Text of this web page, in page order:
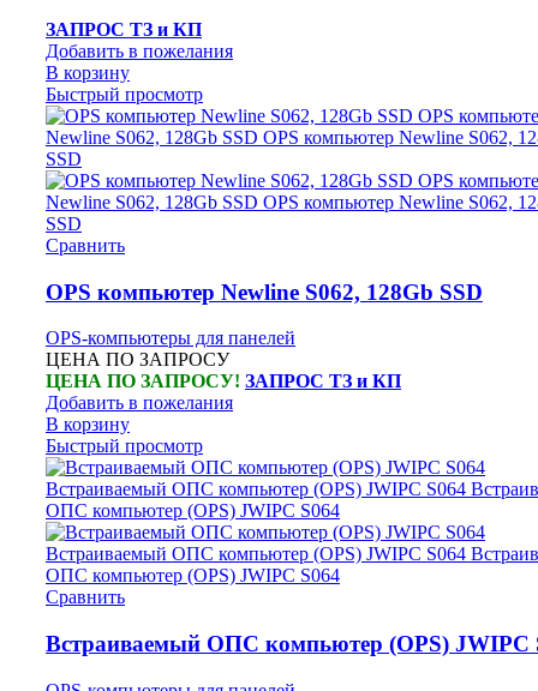
ЗАПРОС ТЗ и КП
Добавить в пожелания
В корзину
Быстрый просмотр
Сравнить
OPS компьютер Newline S062, 128Gb SSD
OPS-компьютеры для панелей
ЦЕНА ПО ЗАПРОСУ
ЦЕНА ПО ЗАПРОСУ! ЗАПРОС ТЗ и КП
Добавить в пожелания
В корзину
Быстрый просмотр
Сравнить
Встраиваемый ОПС компьютер (OPS) JWIPC